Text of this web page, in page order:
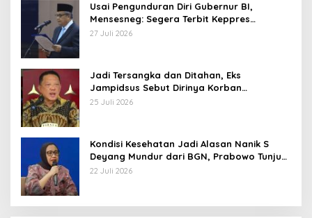
Usai Pengunduran Diri Gubernur BI,
Mensesneg: Segera Terbit Keppres
Pemberhentian dengan Hormat
27 Juli 2026
Jadi Tersangka dan Ditahan, Eks
Jampidsus Sebut Dirinya Korban
Kriminalisasi
25 Juli 2026
Kondisi Kesehatan Jadi Alasan Nanik S
Deyang Mundur dari BGN, Prabowo Tunjuk
Wamentan Sudaryono
22 Juli 2026